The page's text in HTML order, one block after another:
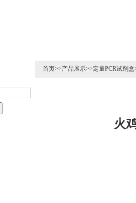
首页>>产品展示>>定量PCR试剂盒
火